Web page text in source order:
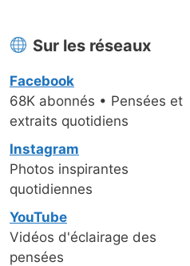
Sur les réseaux
Facebook
68K abonnés • Pensées et
extraits quotidiens
Instagram
Photos inspirantes
quotidiennes
YouTube
Vidéos d'éclairage des
pensées